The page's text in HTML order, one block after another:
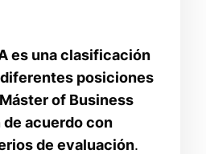
es una clasificación
posiciones
of Business
acuerdo con
de evaluación.